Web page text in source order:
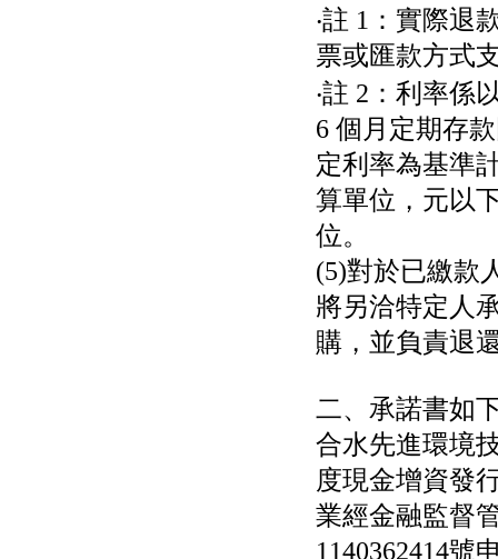
‧註 1：實際退
票或匯款方式
‧註 2：利率係
6 個月定期存
定利率為基準
算單位，元以
位。
(5)對於已繳款
將另洽特定人
購，並負責退
二、承諾書如
合水先進環境
度現金增資發
業經金融監督
1140362414號